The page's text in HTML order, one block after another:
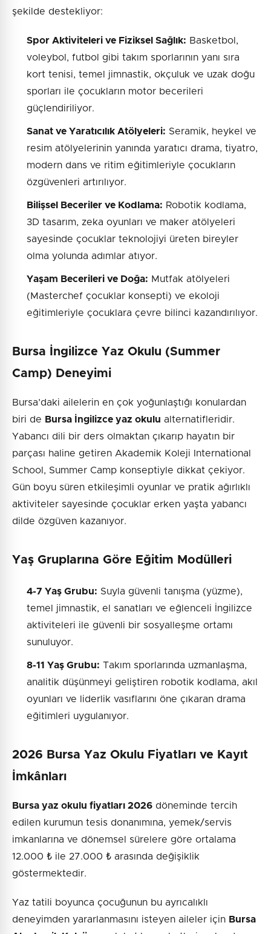
şekilde destekliyor:
Spor Aktiviteleri ve Fiziksel Sağlık: Basketbol,
voleybol, futbol gibi takım sporlarının yanı sıra
kort tenisi, temel jimnastik, okçuluk ve uzak doğu
sporları ile çocukların motor becerileri
güçlendiriliyor.
Sanat ve Yaratıcılık Atölyeleri: Seramik, heykel ve
resim atölyelerinin yanında yaratıcı drama, tiyatro,
modern dans ve ritim eğitimleriyle çocukların
özgüvenleri artırılıyor.
Bilişsel Beceriler ve Kodlama: Robotik kodlama,
3D tasarım, zeka oyunları ve maker atölyeleri
sayesinde çocuklar teknolojiyi üreten bireyler
olma yolunda adımlar atıyor.
Yaşam Becerileri ve Doğa: Mutfak atölyeleri
(Masterchef çocuklar konsepti) ve ekoloji
eğitimleriyle çocuklara çevre bilinci kazandırılıyor.
Bursa İngilizce Yaz Okulu (Summer
Camp) Deneyimi
Bursa’daki ailelerin en çok yoğunlaştığı konulardan
biri de Bursa İngilizce yaz okulu alternatifleridir.
Yabancı dili bir ders olmaktan çıkarıp hayatın bir
parçası haline getiren Akademik Koleji International
School, Summer Camp konseptiyle dikkat çekiyor.
Gün boyu süren etkileşimli oyunlar ve pratik ağırlıklı
aktiviteler sayesinde çocuklar erken yaşta yabancı
dilde özgüven kazanıyor.
Yaş Gruplarına Göre Eğitim Modülleri
4-7 Yaş Grubu: Suyla güvenli tanışma (yüzme),
temel jimnastik, el sanatları ve eğlenceli İngilizce
aktiviteleri ile güvenli bir sosyalleşme ortamı
sunuluyor.
8-11 Yaş Grubu: Takım sporlarında uzmanlaşma,
analitik düşünmeyi geliştiren robotik kodlama, akıl
oyunları ve liderlik vasıflarını öne çıkaran drama
eğitimleri uygulanıyor.
2026 Bursa Yaz Okulu Fiyatları ve Kayıt
İmkânları
Bursa yaz okulu fiyatları 2026 döneminde tercih
edilen kurumun tesis donanımına, yemek/servis
imkanlarına ve dönemsel sürelere göre ortalama
12.000 ₺ ile 27.000 ₺ arasında değişiklik
göstermektedir.
Yaz tatili boyunca çocuğunun bu ayrıcalıklı
deneyimden yararlanmasını isteyen aileler için Bursa